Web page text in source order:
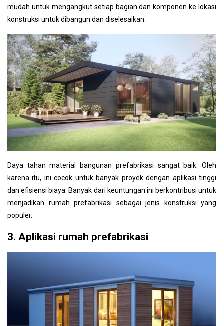
mudah untuk mengangkut setiap bagian dan komponen ke lokasi
konstruksi untuk dibangun dan diselesaikan.
Daya tahan material bangunan prefabrikasi sangat baik. Oleh
karena itu, ini cocok untuk banyak proyek dengan aplikasi tinggi
dan efisiensi biaya. Banyak dari keuntungan ini berkontribusi untuk
menjadikan rumah prefabrikasi sebagai jenis konstruksi yang
populer.
3. Aplikasi rumah prefabrikasi